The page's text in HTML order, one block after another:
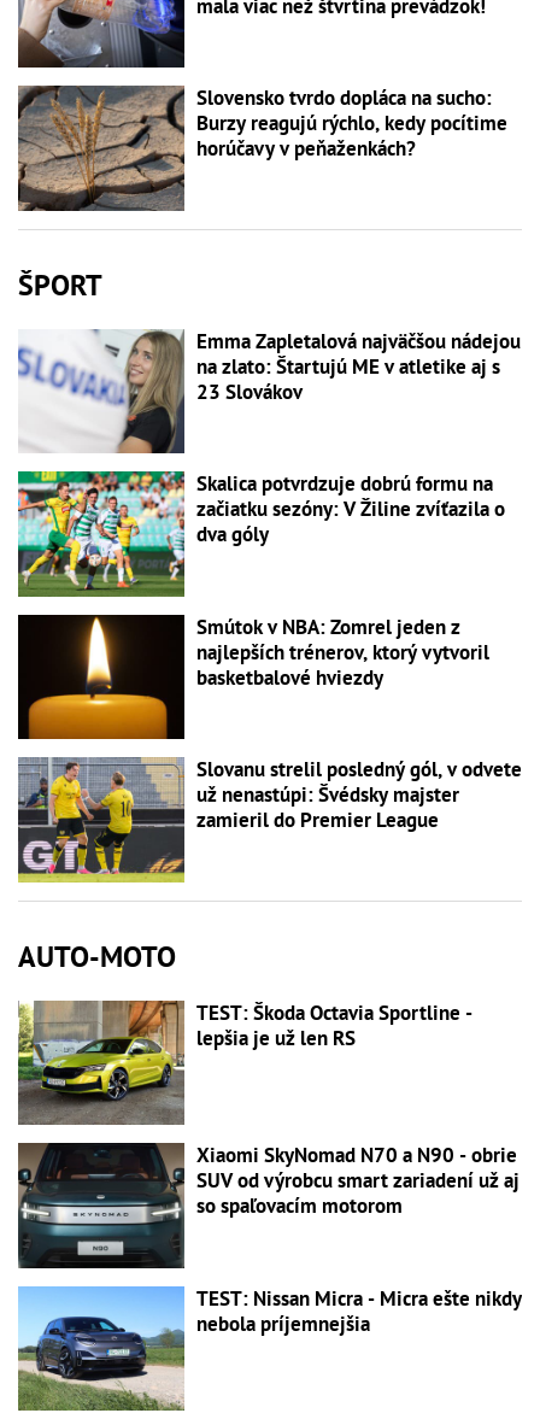
mala viac než štvrtina prevádzok!
Slovensko tvrdo dopláca na sucho:
Burzy reagujú rýchlo, kedy pocítime
horúčavy v peňaženkách?
ŠPORT
Emma Zapletalová najväčšou nádejou
na zlato: Štartujú ME v atletike aj s
23 Slovákov
Skalica potvrdzuje dobrú formu na
začiatku sezóny: V Žiline zvíťazila o
dva góly
Smútok v NBA: Zomrel jeden z
najlepších trénerov, ktorý vytvoril
basketbalové hviezdy
Slovanu strelil posledný gól, v odvete
už nenastúpi: Švédsky majster
zamieril do Premier League
AUTO-MOTO
TEST: Škoda Octavia Sportline -
lepšia je už len RS
Xiaomi SkyNomad N70 a N90 - obrie
SUV od výrobcu smart zariadení už aj
so spaľovacím motorom
TEST: Nissan Micra - Micra ešte nikdy
nebola príjemnejšia